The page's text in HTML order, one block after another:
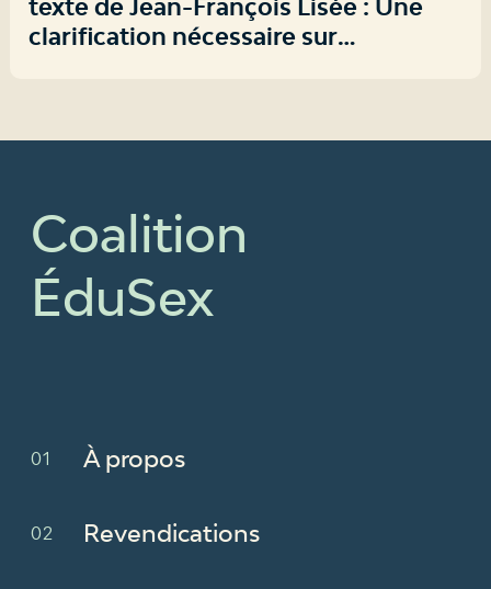
texte de Jean-François Lisée : Une
clarification nécessaire sur
Coalition
ÉduSex
À propos
Revendications